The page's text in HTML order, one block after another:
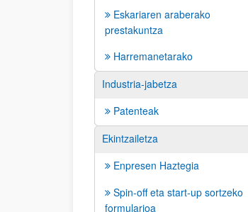
Eskariaren araberako
prestakuntza
Harremanetarako
Industria-jabetza
Patenteak
Ekintzailetza
Enpresen Haztegia
Spin-off eta start-up sortzeko
formularioa